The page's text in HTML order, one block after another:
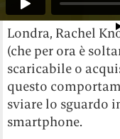
Una studentessa
Londra, Rachel
(che per ora è
scaricabile o
questo
sviare lo sguardo
smartphone.